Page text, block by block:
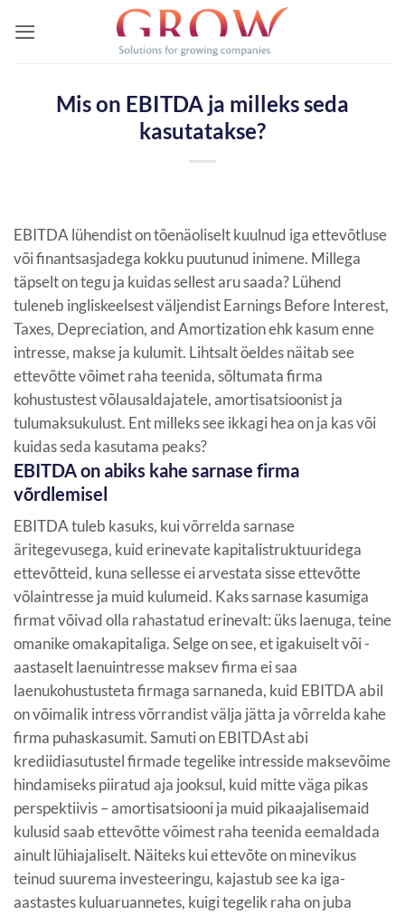
Mis on EBITDA ja milleks seda
kasutatakse?
EBITDA lühendist on tõenäoliselt kuulnud iga ettevõtluse
või finantsasjadega kokku puutunud inimene. Millega
täpselt on tegu ja kuidas sellest aru saada? Lühend
tuleneb ingliskeelsest väljendist Earnings Before Interest,
Taxes, Depreciation, and Amortization ehk kasum enne
intresse, makse ja kulumit. Lihtsalt öeldes näitab see
ettevõtte võimet raha teenida, sõltumata firma
kohustustest võlausaldajatele, amortisatsioonist ja
tulumaksukulust. Ent milleks see ikkagi hea on ja kas või
kuidas seda kasutama peaks?
EBITDA on abiks kahe sarnase firma
võrdlemisel
EBITDA tuleb kasuks, kui võrrelda sarnase
äritegevusega, kuid erinevate kapitalistruktuuridega
ettevõtteid, kuna sellesse ei arvestata sisse ettevõtte
võlaintresse ja muid kulumeid. Kaks sarnase kasumiga
firmat võivad olla rahastatud erinevalt: üks laenuga, teine
omanike omakapitaliga. Selge on see, et igakuiselt või -
aastaselt laenuintresse maksev firma ei saa
laenukohustusteta firmaga sarnaneda, kuid EBITDA abil
on võimalik intress võrrandist välja jätta ja võrrelda kahe
firma puhaskasumit. Samuti on EBITDAst abi
krediidiasutustel firmade tegelike intresside maksevõime
hindamiseks piiratud aja jooksul, kuid mitte väga pikas
perspektiivis – amortisatsiooni ja muid pikaajalisemaid
kulusid saab ettevõtte võimest raha teenida eemaldada
ainult lühiajaliselt. Näiteks kui ettevõte on minevikus
teinud suurema investeeringu, kajastub see ka iga-
aastastes kuluaruannetes, kuigi tegelik raha on juba